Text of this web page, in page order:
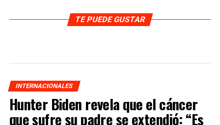
TE PUEDE GUSTAR
INTERNACIONALES
Hunter Biden revela que el cáncer
que sufre su padre se extendió: “Es